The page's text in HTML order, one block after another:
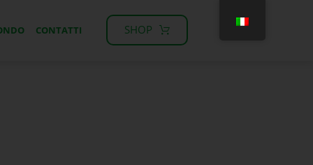
CONTATTI SHOP